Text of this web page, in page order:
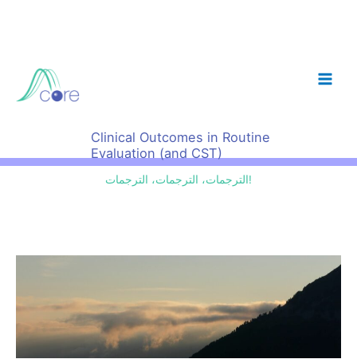
Clinical Outcomes in Routine
Evaluation (and CST)
الترجمات، الترجمات، الترجمات!